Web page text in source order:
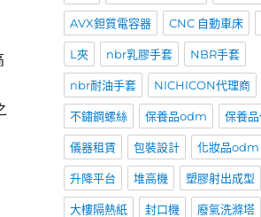
AVX鉭質電容器 CNC 自動車床
L夾 nbr乳膠手套 NBR手套
nbr耐油手套 NICHICON代理商
不鏽鋼螺絲 保養品odm 保養
儀器租賃 包裝設計 化妝品odm
升降平台 堆高機 塑膠射出成型
大樓隔熱紙 封口機 廢氣洗滌塔